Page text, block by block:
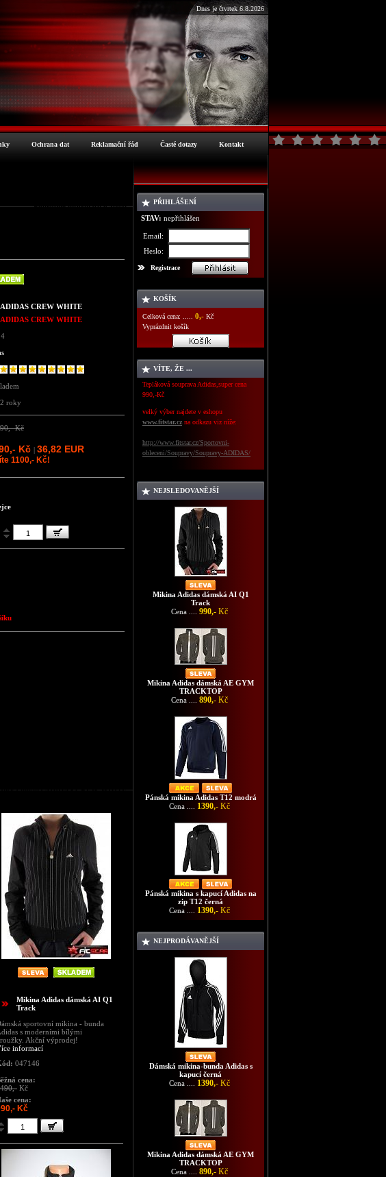
Dnes je čtvrtek 6.8.2026
Ochrana dat Reklamační řád Časté dotazy Kontakt
Podrobné informace o zboží
CREW WHITE
CREW WHITE
2 roky
Kč
Kč 36,82 EUR
1100,- Kč!
mikina ADIDAS CREW WHITE
Mikina Adidas dámská AI Q1
Track
sportovní mikina - bunda
s moderními bílými
Akční výprodej!
informací
047146
cena:
Kč
cena:
Kč
PŘIHLÁŠENÍ
STAV: nepřihlášen
Email:
Heslo:
Registrace
KOŠÍK
Celková cena: ..... 0,- Kč
Vyprázdnit košík
VÍTE, ŽE ...
Tepláková souprava Adidas,super cena
990,-Kč
velký výber najdete v eshopu
www.fitstar.cz na odkazu viz níže:
http://www.fitstar.cz/Sportovni-
obleceni/Soupravy/Soupravy-ADIDAS/
NEJSLEDOVANĚJŠÍ
Mikina Adidas dámská AI Q1
Track
Cena .... 990,- Kč
Mikina Adidas dámská AE GYM
TRACKTOP
Cena .... 890,- Kč
Pánská mikina Adidas T12 modrá
Cena .... 1390,- Kč
Pánská mikina s kapucí Adidas na
zip T12 černá
Cena .... 1390,- Kč
NEJPRODÁVANĚJŠÍ
Dámská mikina-bunda Adidas s
kapucí černá
Cena .... 1390,- Kč
Mikina Adidas dámská AE GYM
TRACKTOP
Cena .... 890,- Kč